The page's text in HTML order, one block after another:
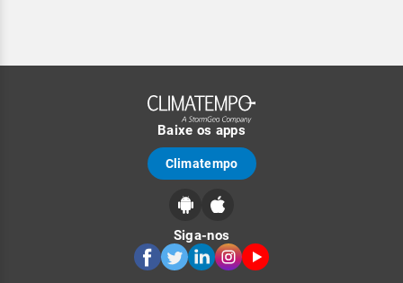
Baixe os apps
Climatempo
Siga-nos